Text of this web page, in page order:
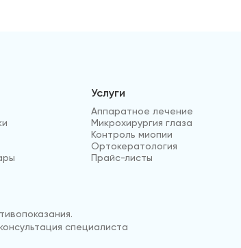
Услуги
Аппаратное лечение
Микрохирургия глаза
Контроль миопии
Ортокератология
Прайс-листы
специалиста